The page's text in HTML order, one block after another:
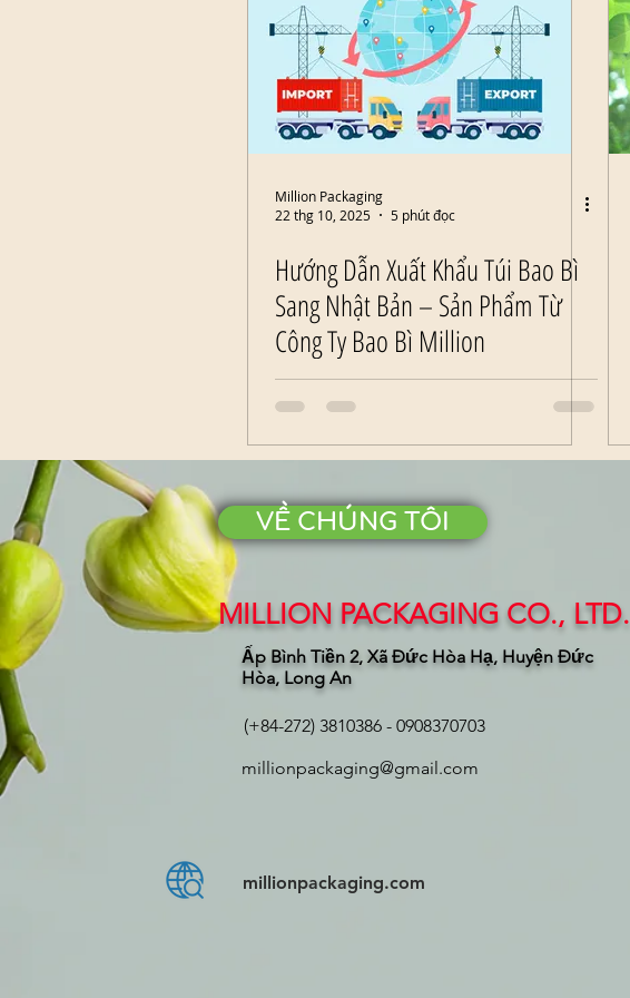
Million Packaging
22 thg 10, 2025
5 phút đọc
Hướng Dẫn Xuất Khẩu Túi Bao Bì
Sang Nhật Bản – Sản Phẩm Từ
Công Ty Bao Bì Million
VỀ CHÚNG TÔI
MILLION PACKAGING CO., LTD.
Ấp Bình Tiền 2, Xã Đức Hòa Hạ, Huyện Đức
Hòa, Long An
(+84-272) 3810386 - 0908370703
millionpackaging@gmail.com
millionpackaging.com